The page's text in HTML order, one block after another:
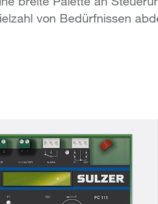
von Bedürfnissen